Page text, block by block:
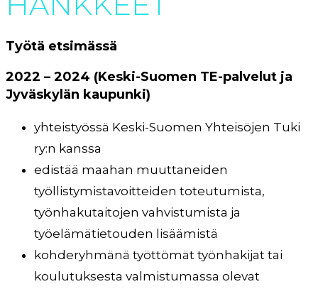
Työtä etsimässä
2022 – 2024 (Keski-Suomen TE-palvelut ja
Jyväskylän kaupunki)
yhteistyössä Keski-Suomen Yhteisöjen Tuki
ry:n kanssa
edistää maahan muuttaneiden
työllistymistavoitteiden toteutumista,
työnhakutaitojen vahvistumista ja
työelämätietouden lisäämistä
kohderyhmänä työttömät työnhakijat tai
koulutuksesta valmistumassa olevat